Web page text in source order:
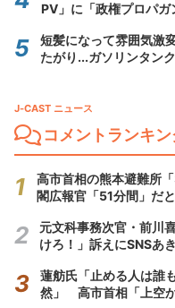
PV」に「政権プロパガ
短髪になって雰囲気激
たがり...ガソリンタン
J-CAST ニュース
コメントランキン
高市首相の熊本避難所
閣広報官「51分間」だ
元文科事務次官・前川
けろ！」訴えにSNSあ
蓮舫氏「止める人は誰
然」 高市首相「上空